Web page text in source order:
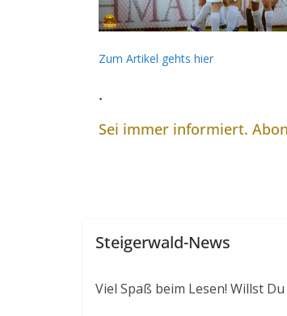
Zum Artikel gehts hier
.
Sei immer informiert.
Steigerwald-News
Viel Spaß beim Lesen! Willst